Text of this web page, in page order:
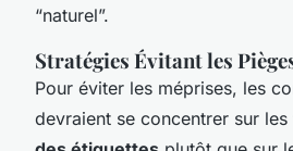
“naturel”.
Stratégies Évitant les
Pour éviter les méprises, les
devraient se concentrer sur les